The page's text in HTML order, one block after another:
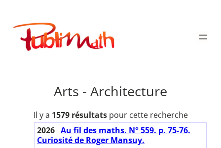
contenu
Publimath
Arts - Architecture
Il y a 1579 résultatspour cette recherche
2026 Au fil des maths. N° 559. p. 75-76.
Curiosité de Roger Mansuy.